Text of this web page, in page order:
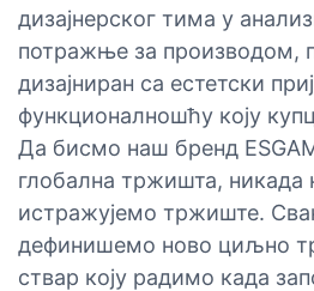
дизајнерског тима у
потражње за производом,
дизајниран са естетски
функционалношћу коју
Да бисмо наш бренд
глобална тржишта, никада
истражујемо тржиште.
дефинишемо ново циљно
ствар коју радимо када